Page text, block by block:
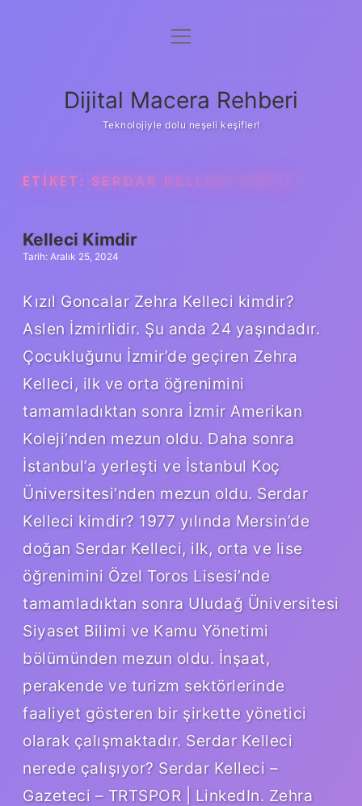
Anasayfa
Yasal Uyarı
menüyü
Dijital Macera Rehberi
Teknolojiyle dolu neşeli keşifler!
ETIKET: SERDAR KELLECI KIMDIR
Kelleci Kimdir
Tarih: Aralık 25, 2024
Kızıl Goncalar Zehra Kelleci kimdir?
Aslen İzmirlidir. Şu anda 24 yaşındadır.
Çocukluğunu İzmir’de geçiren Zehra
Kelleci, ilk ve orta öğrenimini
tamamladıktan sonra İzmir Amerikan
Koleji’nden mezun oldu. Daha sonra
İstanbul’a yerleşti ve İstanbul Koç
Üniversitesi’nden mezun oldu. Serdar
Kelleci kimdir? 1977 yılında Mersin’de
doğan Serdar Kelleci, ilk, orta ve lise
öğrenimini Özel Toros Lisesi’nde
tamamladıktan sonra Uludağ Üniversitesi
Siyaset Bilimi ve Kamu Yönetimi
bölümünden mezun oldu. İnşaat,
perakende ve turizm sektörlerinde
faaliyet gösteren bir şirkette yönetici
olarak çalışmaktadır. Serdar Kelleci
nerede çalışıyor? Serdar Kelleci –
Gazeteci – TRTSPOR | LinkedIn. Zehra